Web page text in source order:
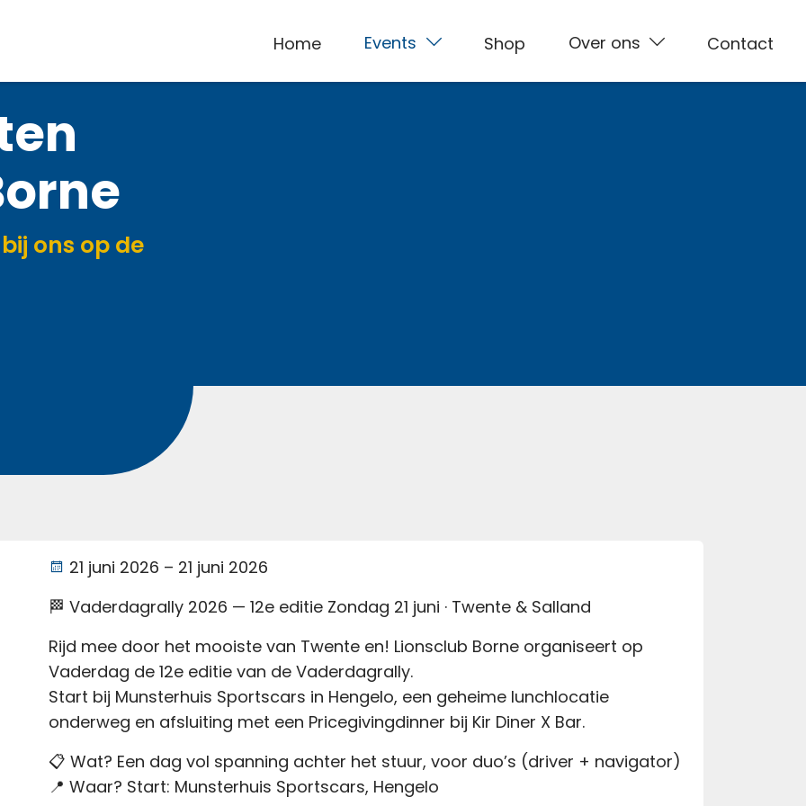
Home Events Shop Over ons Contact
ons op de
21 juni 2026 – 21 juni 2026
🏁 Vaderdagrally 2026 — 12e editie Zondag 21 juni · Twente & Salland
Rijd mee door het mooiste van Twente en! Lionsclub Borne organiseert op
Vaderdag de 12e editie van de Vaderdagrally.
Start bij Munsterhuis Sportscars in Hengelo, een geheime lunchlocatie
onderweg en afsluiting met een Pricegivingdinner bij Kir Diner X Bar.
📋 Wat? Een dag vol spanning achter het stuur, voor duo’s (driver + navigator)
📍 Waar? Start: Munsterhuis Sportscars, Hengelo